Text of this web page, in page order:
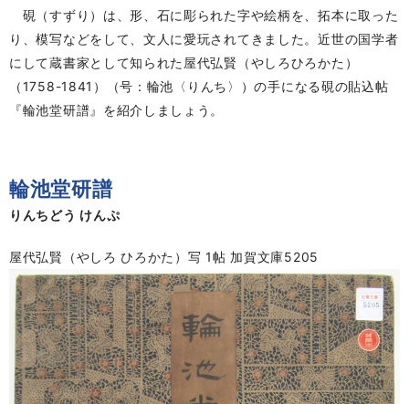
硯（すずり）は、形、石に彫られた字や絵柄を、拓本に取った
り、模写などをして、文人に愛玩されてきました。近世の国学者
にして蔵書家として知られた屋代弘賢（やしろひろかた）
（1758-1841）（号：輪池〈りんち〉）の手になる硯の貼込帖
『輪池堂研譜』を紹介しましょう。
輪池堂研譜
りんちどう けんぷ
屋代弘賢（やしろ ひろかた）写 1帖 加賀文庫5205